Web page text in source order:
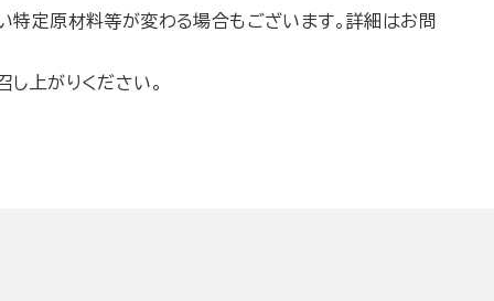
定原材料等が変わる場合もございます。詳細はお問
上がりください。